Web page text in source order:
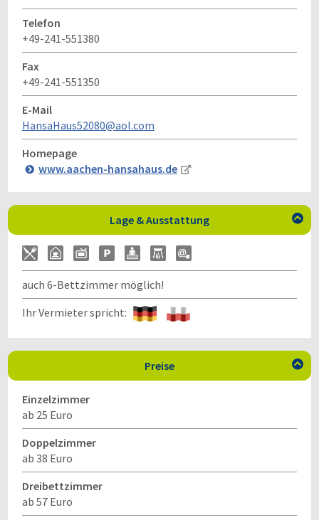
Telefon
+49-241-551380
Fax
+49-241-551350
E-Mail
HansaHaus52080@aol.com
Homepage
www.aachen-hansahaus.de
Lage & Ausstattung 
auch 6-Bettzimmer möglich!
Ihr Vermieter spricht:
Preise 
Einzelzimmer
ab 25 Euro
Doppelzimmer
ab 38 Euro
Dreibettzimmer
ab 57 Euro